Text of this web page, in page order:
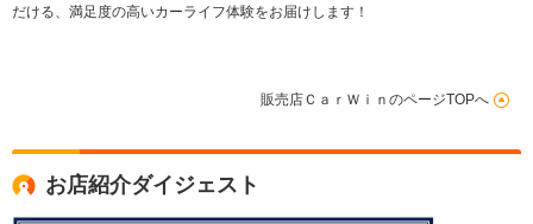
だける、満足度の高いカーライフ体験をお届けします！
販売店ＣａｒＷｉｎのページTOPへ
お店紹介ダイジェスト